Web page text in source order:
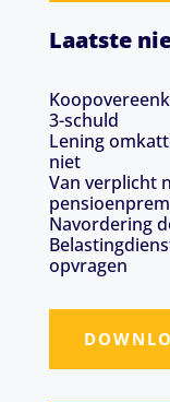
Laatste
3-schuld
Lening
niet
Van verplicht
Navordering
opvragen